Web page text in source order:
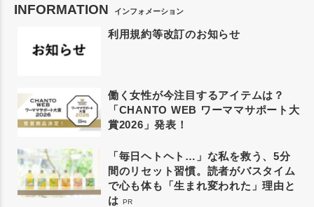
INFORMATION インフォメーション
利用規約等改訂のお知らせ
働く女性が今注目するアイテムは？
「CHANTO WEB ワーママサポート大
賞2026」発表！
「毎日ヘトヘト…」な私を救う、5分
間のリセット習慣。読者がバスタイム
で心も体も「生まれ変われた」理由と
は PR